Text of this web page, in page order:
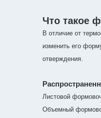
Что такое
В отличие от
изменить его
отверждения.
Листовой
Объемный